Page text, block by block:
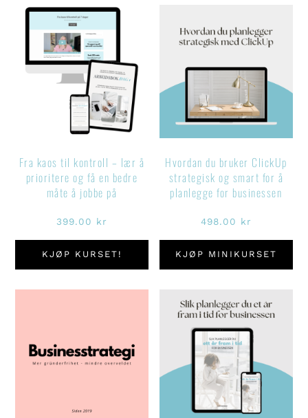
Fra kaos til kontroll – lær å
prioritere og få en bedre
måte å jobbe på
399.00 kr
KJØP KURSET!
Hvordan du bruker ClickUp
strategisk og smart for å
planlegge for businessen
498.00 kr
KJØP MINIKURSET